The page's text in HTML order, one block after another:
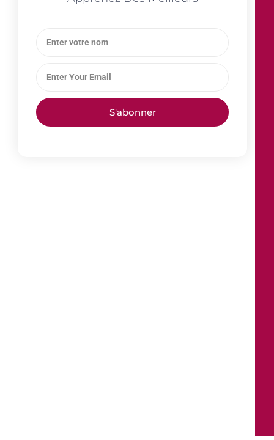
S'abonner